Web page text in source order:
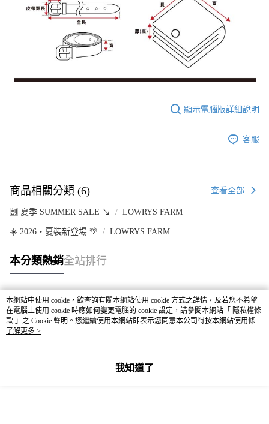
顯示電腦版詳細說明
客服
商品相關分類 (6) 查看全部
🈹 夏季 SUMMER SALE ↘️ LOWRYS FARM
☀️ 2026・夏裝新登場 🌴 LOWRYS FARM
本分類熱銷全站排行
熱門標籤
本網站中使用 cookie，欲查詢有關本網站使用 cookie 方式之詳情，及若您不希望
在電腦上使用 cookie 時應如何變更電腦的 cookie 設定，請參閱本網站「 隱私權條
款 」之 Cookie 聲明。您繼續使用本網站即表示您同意本公司得按本網站使用條款
之 Cookie 聲明使用 cookie。
了解更多 >
我知道了